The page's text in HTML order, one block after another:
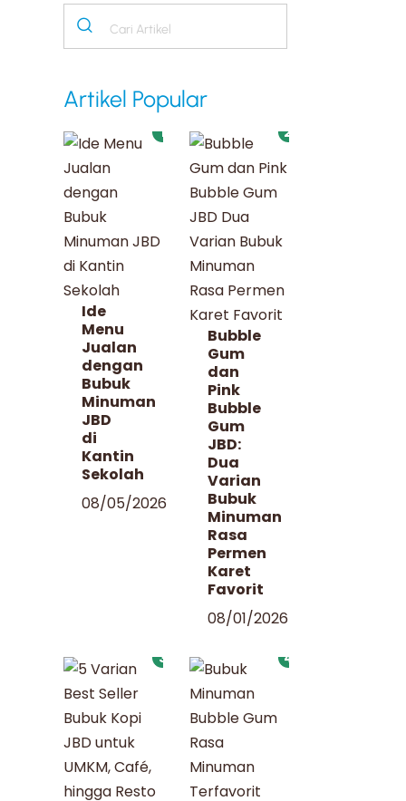
Artikel Popular
1
Ide
Menu
Jualan
dengan
Bubuk
Minuman
JBD
di
Kantin
Sekolah
08/05/2026
2
Bubble
Gum
dan
Pink
Bubble
Gum
JBD:
Dua
Varian
Bubuk
Minuman
Rasa
Permen
Karet
Favorit
08/01/2026
3 4